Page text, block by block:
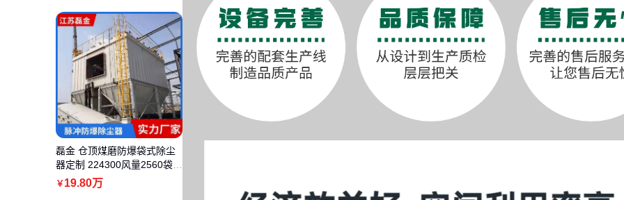
磊金 仓顶煤磨防爆袋式除尘
器定制 224300风量2560袋L
JFM脉冲气箱
￥19.80万